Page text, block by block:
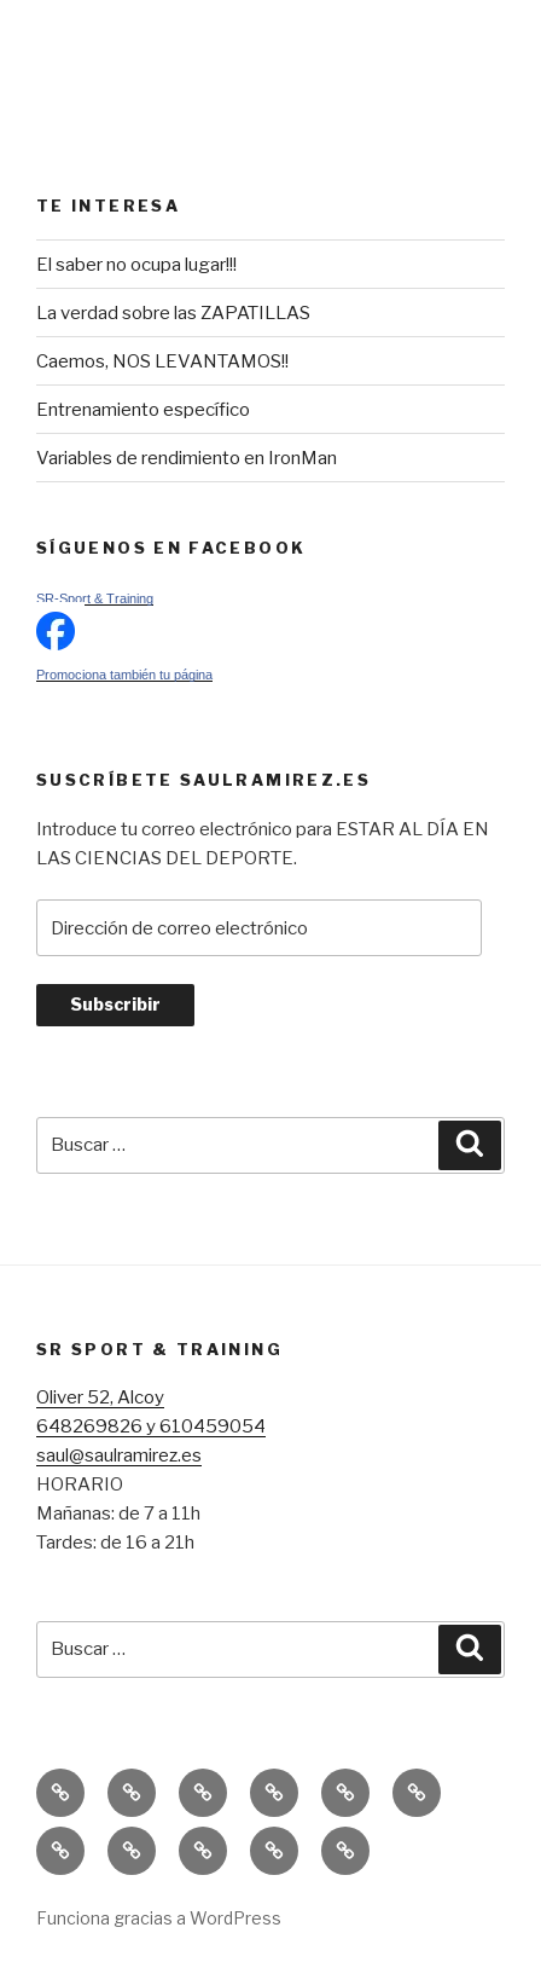
TE INTERESA
El saber no ocupa lugar!!!
La verdad sobre las ZAPATILLAS
Caemos, NOS LEVANTAMOS!!
Entrenamiento específico
Variables de rendimiento en IronMan
SÍGUENOS EN FACEBOOK
SR-Sport & Training
Promociona también tu página
SUSCRÍBETE SAULRAMIREZ.ES
Introduce tu correo electrónico para ESTAR AL DÍA EN
LAS CIENCIAS DEL DEPORTE.
de
electrónico
Subscribir
SR SPORT & TRAINING
Oliver 52, Alcoy
648269826 y 610459054
saul@saulramirez.es
HORARIO
Mañanas: de 7 a 11h
Tardes: de 16 a 21h
Inicio
Entrenamiento
Personal
Entrenamiento
Funcional
ConsejosServicioEquipo
SR
Educación
Física
Publicaciones
–
10k
Solidaria
Un
Reto
Sprint
Trail
Funciona gracias a WordPress